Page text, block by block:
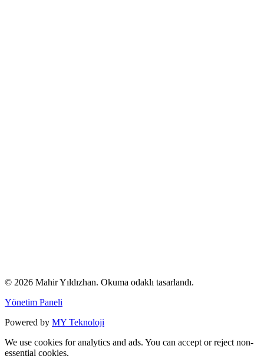
© 2026 Mahir Yıldızhan. Okuma odaklı tasarlandı.
Yönetim Paneli
Powered by MY Teknoloji
We use cookies for analytics and ads. You can accept or reject non-
essential cookies.